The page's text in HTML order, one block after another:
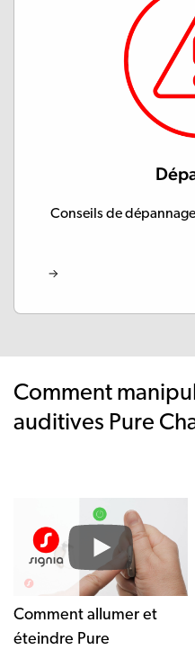
Conseils de
Comment
auditives Pure
Comment allumer et
éteindre Pure